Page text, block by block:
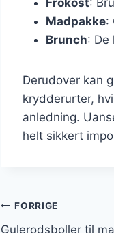
Madpakke:
Brunch: De
Derudover kan
krydderurter,
anledning.
helt sikkert
FORRIGE
Gulerodsboller til